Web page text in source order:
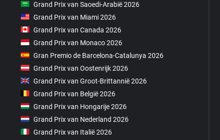
Grand Prix van Saoedi-Arabië 2026
Grand Prix van Miami 2026
Grand Prix van Canada 2026
Grand Prix van Monaco 2026
Gran Premio de Barcelona-Catalunya 2026
Grand Prix van Oostenrijk 2026
Grand Prix van Groot-Brittannië 2026
Grand Prix van België 2026
Grand Prix van Hongarije 2026
Grand Prix van Nederland 2026
Grand Prix van Italië 2026